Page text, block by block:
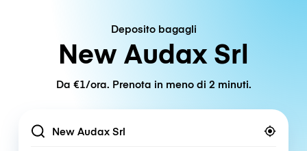
Deposito bagagli
New Audax Srl
Da €1/ora. Prenota in meno di 2 minuti.
Location